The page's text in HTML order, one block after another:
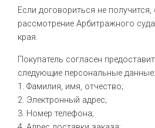
Если договориться не
рассмотрение Арбитражного
края.
Покупатель согласен
следующие персональные данные:
1. Фамилия, имя, отчество;
2. Электронный адрес;
3. Номер телефона;